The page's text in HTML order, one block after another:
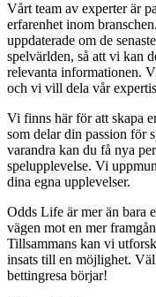
Vårt team av experter är
erfarenhet inom
uppdaterade om de
spelvärlden, så att vi kan
relevanta informationen.
och vi vill dela vår
Vi finns här för att skapa
som delar din passion för
varandra kan du få nya
spelupplevelse. Vi
dina egna upplevelser.
Odds Life är mer än bara
vägen mot en mer
Tillsammans kan vi
insats till en möjlighet.
bettingresa börjar!